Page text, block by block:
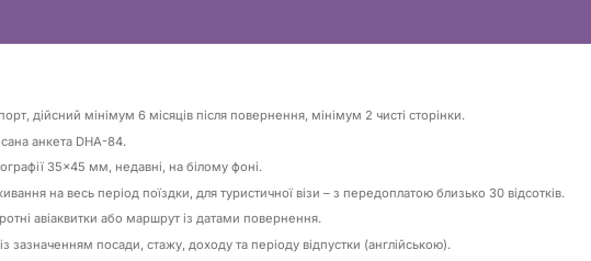
дійсний мінімум 6 місяців після повернення, мінімум 2 чисті сторінки.
анкета DHA-84.
35×45 мм, недавні, на білому фоні.
на весь період поїздки, для туристичної візи – з передоплатою близько 30 відсотків.
авіаквитки або маршрут із датами повернення.
зазначенням посади, стажу, доходу та періоду відпустки (англійською).